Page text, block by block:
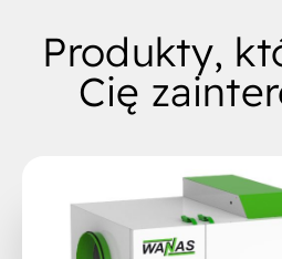
Produkty,
Cię